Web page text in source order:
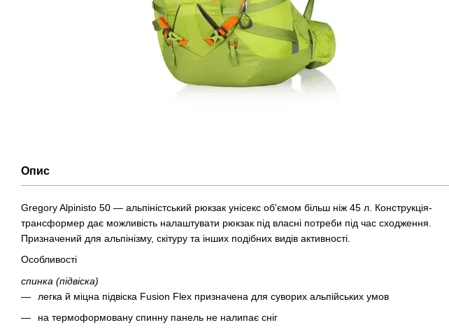
Опис
Gregory Alpinisto 50 — альпіністський рюкзак унісекс об'ємом більш ніж 45 л. Конструкція-
трансформер дає можливість налаштувати рюкзак під власні потреби під час сходження.
Призначений для альпінізму, скітуру та інших подібних видів активності.
Особливості
спинка (підвіска)
легка й міцна підвіска Fusion Flex призначена для суворих альпійських умов
на термоформовану спинну панель не налипає сніг